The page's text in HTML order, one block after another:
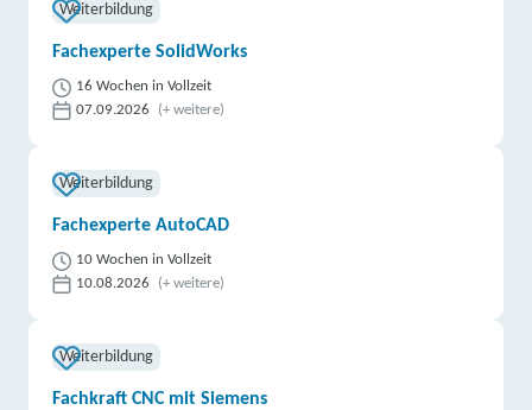
Weiterbildung
Fachexperte SolidWorks
16 Wochen in Vollzeit
07.09.2026
(+ weitere)
Weiterbildung
Fachexperte AutoCAD
10 Wochen in Vollzeit
10.08.2026
(+ weitere)
Weiterbildung
Fachkraft CNC mit Siemens